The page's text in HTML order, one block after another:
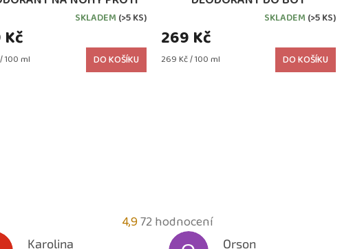
ODĚRKÁM A PUCHÝŘŮM
SKLADEM (>5 KS)
100 ml DO KOŠÍKU
SKLADEM (>5 KS)
269 Kč
Měrná
269 Kč / 100 ml DO KOŠÍKU
4,9Průměrné
hodnocení
72 hodnocení
Karolina
Orson